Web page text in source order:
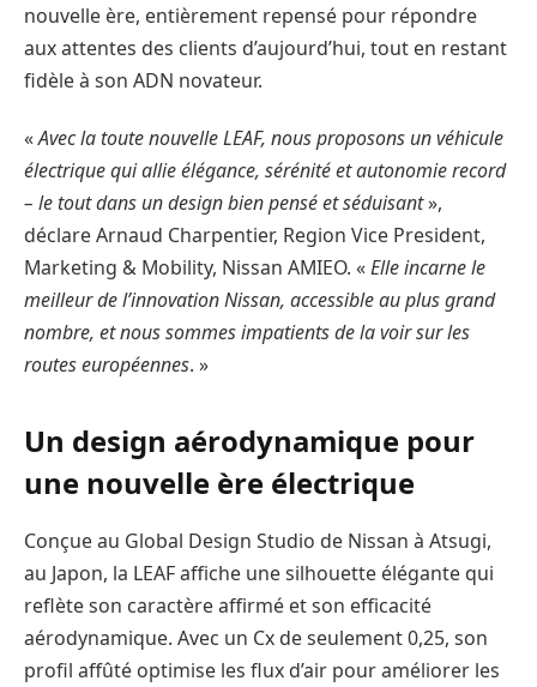
nouvelle ère, entièrement repensé pour répondre
aux attentes des clients d’aujourd’hui, tout en restant
fidèle à son ADN novateur.
«Avec la toute nouvelle LEAF, nous proposons un véhicule
électrique qui allie élégance, sérénité et autonomie record
– le tout dans un design bien pensé et séduisant»,
déclare Arnaud Charpentier, Region Vice President,
Marketing & Mobility, Nissan AMIEO. «Elle incarne le
meilleur de l’innovation Nissan, accessible au plus grand
nombre, et nous sommes impatients de la voir sur les
routes européennes. »
Un design aérodynamique pour
une nouvelle ère électrique
Conçue au Global Design Studio de Nissan à Atsugi,
au Japon, la LEAF affiche une silhouette élégante qui
reflète son caractère affirmé et son efficacité
aérodynamique. Avec un Cx de seulement 0,25, son
profil affûté optimise les flux d’air pour améliorer les